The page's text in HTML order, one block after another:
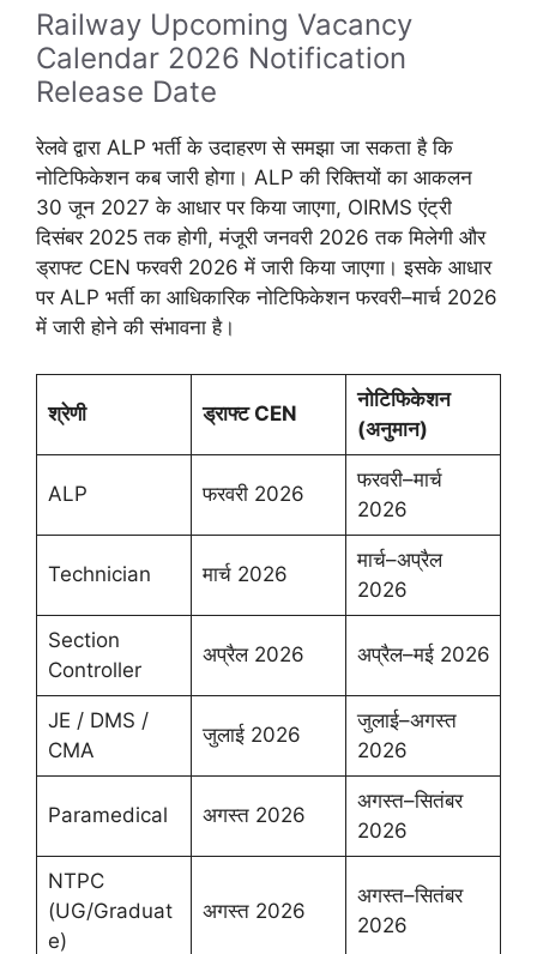
Railway Upcoming Vacancy
Calendar 2026 Notification
Release Date
रेलवे द्वारा ALP भर्ती के उदाहरण से समझा जा सकता है कि
नोटिफिकेशन कब जारी होगा। ALP की रिक्तियों का आकलन
30 जून 2027 के आधार पर किया जाएगा, OIRMS एंट्री
दिसंबर 2025 तक होगी, मंजूरी जनवरी 2026 तक मिलेगी और
ड्राफ्ट CEN फरवरी 2026 में जारी किया जाएगा। इसके आधार
पर ALP भर्ती का आधिकारिक नोटिफिकेशन फरवरी–मार्च 2026
में जारी होने की संभावना है।
श्रेणी ड्राफ्ट CEN
नोटिफिकेशन
(अनुमान)
ALP फरवरी 2026
फरवरी–मार्च
2026
Technician मार्च 2026
मार्च–अप्रैल
2026
Section
Controller
अप्रैल 2026 अप्रैल–मई 2026
JE / DMS /
CMA
जुलाई 2026
जुलाई–अगस्त
2026
Paramedical अगस्त 2026
अगस्त–सितंबर
2026
NTPC
(UG/Graduat
e)
अगस्त 2026
अगस्त–सितंबर
2026